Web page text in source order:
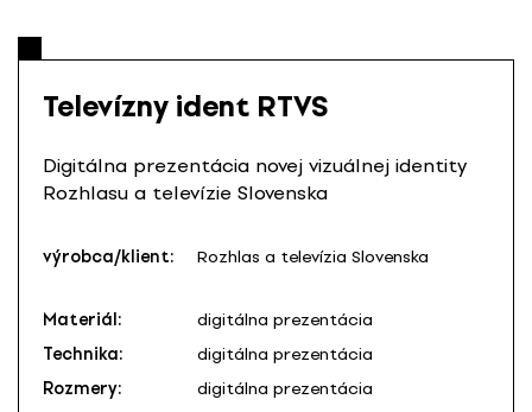
Televízny ident RTVS
Digitálna prezentácia novej vizuálnej identity
Rozhlasu a televízie Slovenska
výrobca/klient: Rozhlas a televízia Slovenska
Materiál:
digitálna prezentácia
Technika:
digitálna prezentácia
Rozmery:
digitálna prezentácia